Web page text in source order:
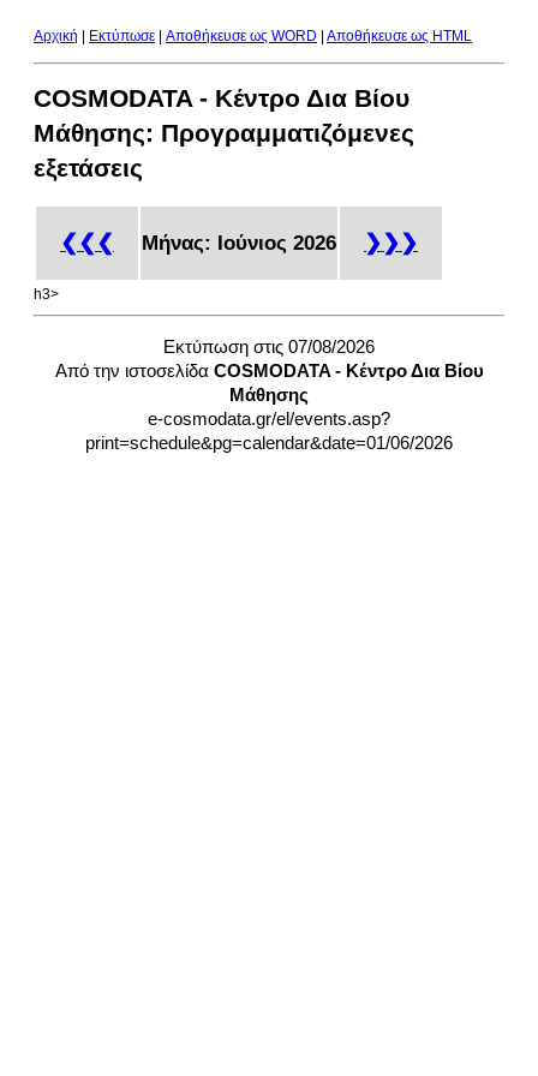
Αρχική Εκτύπωσε Aποθήκευσε ως WORD Aποθήκευσε ως HTML
COSMODATA - Κέντρο Δια Βίου
Μάθησης: Προγραμματιζόμενες
εξετάσεις
❮❮❮ Μήνας: Ιούνιος 2026 ❯❯❯
h3>
Εκτύπωση στις 07/08/2026
Από την ιστοσελίδα COSMODATA - Κέντρο Δια Βίου
Μάθησης
e-cosmodata.gr/el/events.asp?
print=schedule&pg=calendar&date=01/06/2026